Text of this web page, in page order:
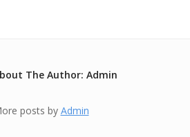
The Author: Admin
posts by Admin